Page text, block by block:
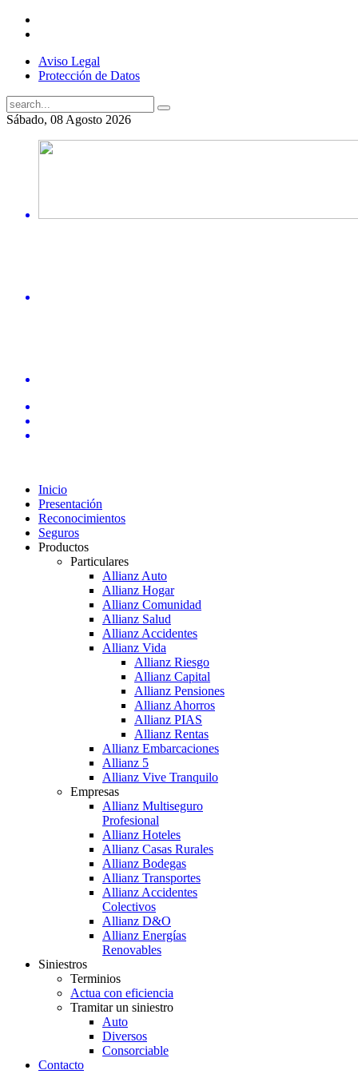
Aviso Legal
Protección de Datos
Sábado, 08 Agosto 2026
Inicio
Presentación
Reconocimientos
Seguros
Productos
Particulares
Allianz Auto
Allianz Hogar
Allianz Comunidad
Allianz Salud
Allianz Accidentes
Allianz Vida
Allianz Riesgo
Allianz Capital
Allianz Pensiones
Allianz Ahorros
Allianz PIAS
Allianz Rentas
Allianz Embarcaciones
Allianz 5
Allianz Vive Tranquilo
Empresas
Allianz Multiseguro
Profesional
Allianz Hoteles
Allianz Casas Rurales
Allianz Bodegas
Allianz Transportes
Allianz Accidentes
Colectivos
Allianz D&O
Allianz Energías
Renovables
Siniestros
Terminios
Actua con eficiencia
Tramitar un siniestro
Auto
Diversos
Consorciable
Contacto